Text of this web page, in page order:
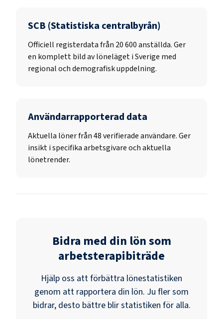
SCB (Statistiska centralbyrån)
Officiell registerdata från 20 600anställda. Ger
en komplett bild av löneläget i Sverige med
regional och demografisk uppdelning.
Användarrapporterad data
Aktuella löner från 48 verifierade användare. Ger
insikt i specifika arbetsgivare och aktuella
lönetrender.
Bidra med din lön som
arbetsterapibiträde
Hjälp oss att förbättra lönestatistiken
genom att rapportera din lön. Ju fler som
bidrar, desto bättre blir statistiken för alla.